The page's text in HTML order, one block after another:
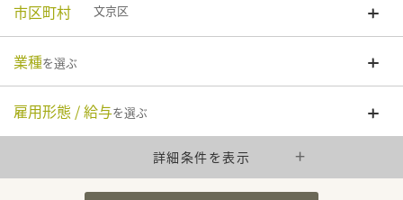
市区町村 文京区
業種を選ぶ
雇用形態 / 給与を選ぶ
詳細条件を表示